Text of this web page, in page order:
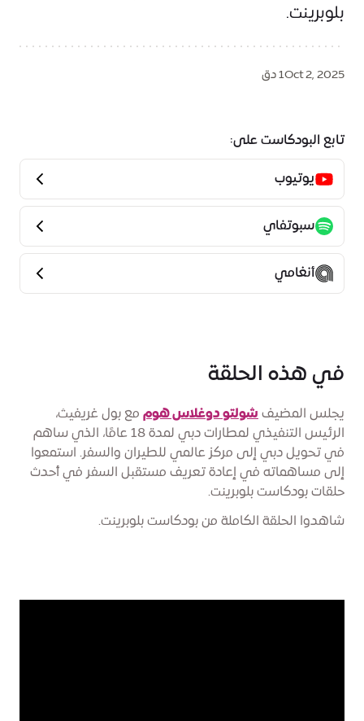
بلوبرينت.
Oct 2, 20251 دق
تابع البودكاست على:
يوتيوب
سبوتفاي
أنغامي
في هذه الحلقة
يجلس المضيف شولتو دوغلاس هوم مع بول غريفيث،
الرئيس التنفيذي لمطارات دبي لمدة 18 عامًا، الذي ساهم
في تحويل دبي إلى مركز عالمي للطيران والسفر. استمعوا
إلى مساهماته في إعادة تعريف مستقبل السفر في أحدث
حلقات بودكاست بلوبرينت.
شاهدوا الحلقة الكاملة من بودكاست بلوبرينت.